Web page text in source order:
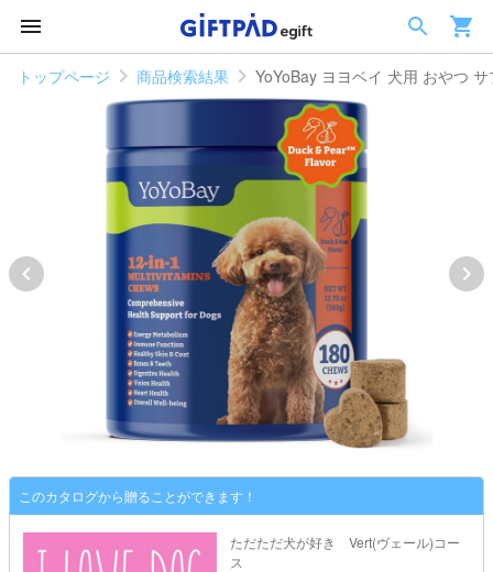
トップページ 商品検索結果 YoYoBay ヨヨベイ 犬用 おやつ
このカタログから贈ることができます！
ただただ犬が好き Vert(ヴェール)コー
ス